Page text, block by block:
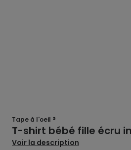
Tape à l'oeil ®
T-shirt bébé fille écru
Voir la description